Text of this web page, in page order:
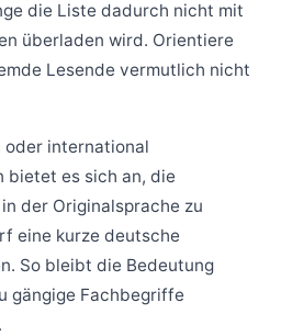
die Liste dadurch nicht mit
überladen wird. Orientiere
Lesende vermutlich nicht
oder international
bietet es sich an, die
der Originalsprache zu
eine kurze deutsche
So bleibt die Bedeutung
gängige Fachbegriffe